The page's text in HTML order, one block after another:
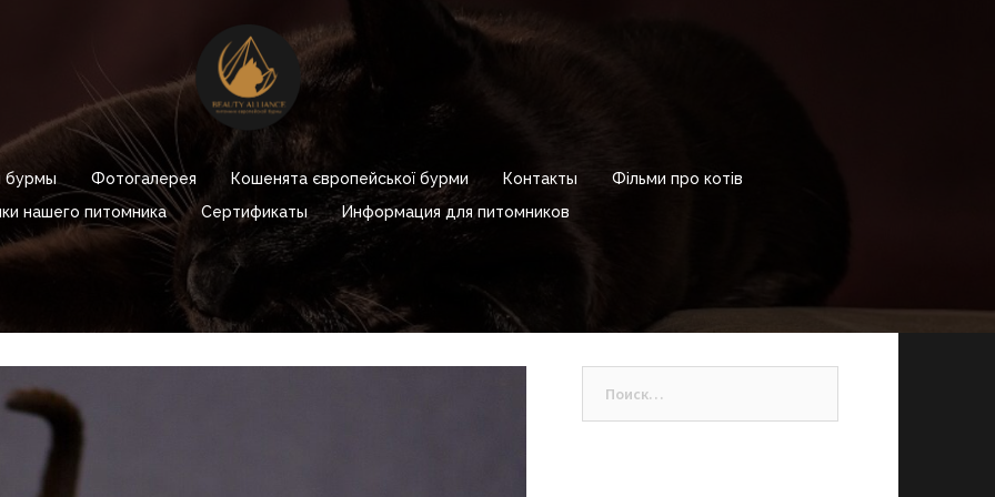
бурмы Фотогалерея Кошенята європейської бурми Контакты
Фільми про котів
нашего питомника
Сертификаты Информация для питомников